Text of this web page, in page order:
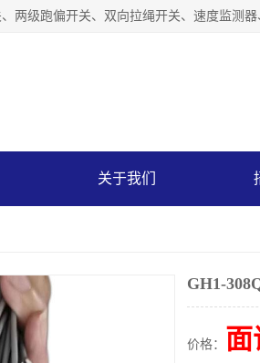
关于我们
GH1-
价格： 面